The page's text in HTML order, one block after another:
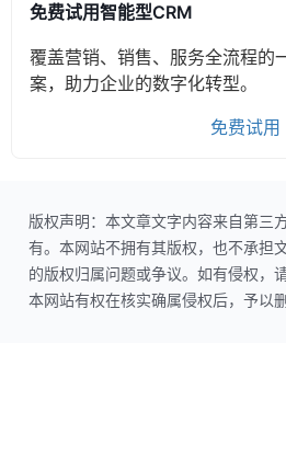
免费试用智能型CRM
覆盖营销、销售、服务全流程的
案，助力企业的数字化转型。
免费试用
版权声明：本文章文字内容来自第三
有。本网站不拥有其版权，也不承担
的版权归属问题或争议。如有侵权，请
本网站有权在核实确属侵权后，予以